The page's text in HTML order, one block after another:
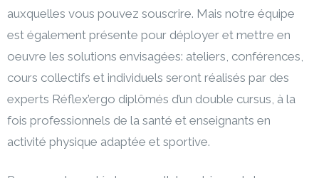
auxquelles vous pouvez souscrire. Mais notre équipe
est également présente pour déployer et mettre en
oeuvre les solutions envisagées: ateliers, conférences,
cours collectifs et individuels seront réalisés par des
experts Réflex’ergo diplômés d’un double cursus, à la
fois professionnels de la santé et enseignants en
activité physique adaptée et sportive.